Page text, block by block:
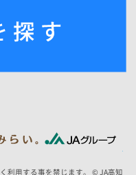
利用する事を禁じます。 © JA高知